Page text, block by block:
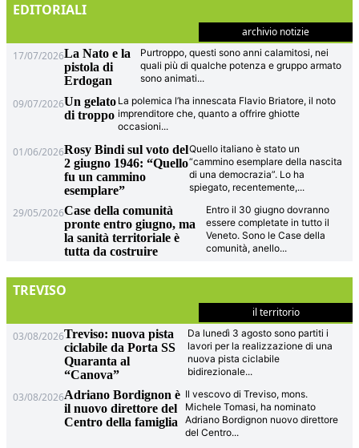
EDITORIALI
archivio notizie
17/07/2026La Nato e la
pistola di
Erdogan
Purtroppo, questi sono anni calamitosi, nei
quali più di qualche potenza e gruppo armato
sono animati...
09/07/2026Un gelato
di troppo
La polemica l’ha innescata Flavio Briatore, il noto
imprenditore che, quanto a offrire ghiotte
occasioni...
01/06/2026Rosy Bindi sul voto del
2 giugno 1946: “Quello
fu un cammino
esemplare”
Quello italiano è stato un
“cammino esemplare della nascita
di una democrazia”. Lo ha
spiegato, recentemente,...
29/05/2026Case della comunità
pronte entro giugno, ma
la sanità territoriale è
tutta da costruire
Entro il 30 giugno dovranno
essere completate in tutto il
Veneto. Sono le Case della
comunità, anello...
TREVISO
il territorio
03/08/2026Treviso: nuova pista
ciclabile da Porta SS
Quaranta al
“Canova”
Da lunedì 3 agosto sono partiti i
lavori per la realizzazione di una
nuova pista ciclabile
bidirezionale...
03/08/2026Adriano Bordignon è
il nuovo direttore del
Centro della famiglia
Il vescovo di Treviso, mons.
Michele Tomasi, ha nominato
Adriano Bordignon nuovo direttore
del Centro...